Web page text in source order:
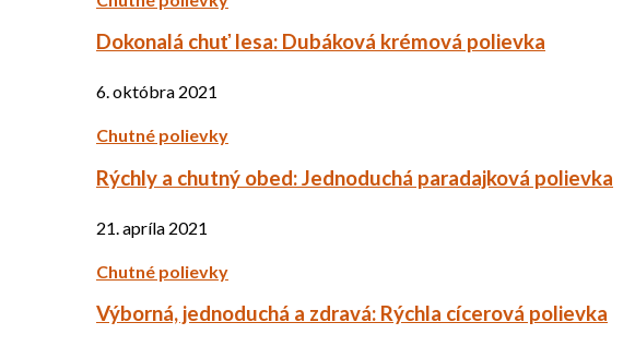
Dokonalá chuť lesa: Dubáková krémová polievka
6. októbra 2021
Chutné polievky
Rýchly a chutný obed: Jednoduchá paradajková polievka
21. apríla 2021
Chutné polievky
Výborná, jednoduchá a zdravá: Rýchla cícerová polievka